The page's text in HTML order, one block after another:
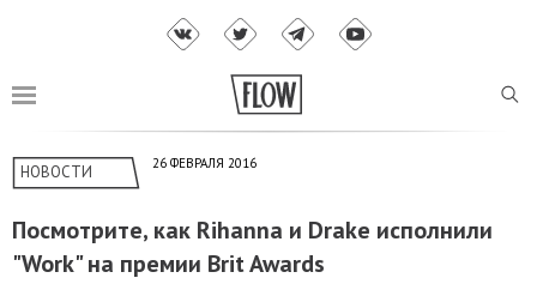
НОВОСТИ 26 ФЕВРАЛЯ 2016
Посмотрите, как Rihanna и Drake иcполнили
"Work" на премии Brit Awards